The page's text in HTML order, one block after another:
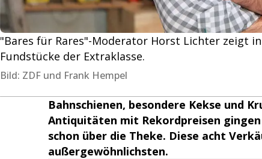
"Bares für Rares"-Moderator Horst Lichter zeigt
Fundstücke der Extraklasse.
Bild: ZDF und Frank Hempel
Bahnschienen, besondere Kekse und
Antiquitäten mit Rekordpreisen
schon über die Theke. Diese acht
außergewöhnlichsten.